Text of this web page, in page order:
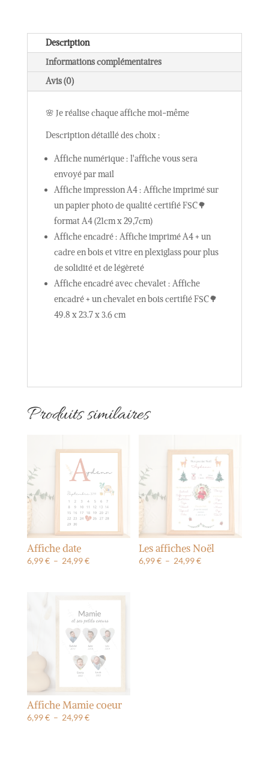
Description
Informations complémentaires
Avis (0)
🌸 Je réalise chaque affiche moi-même
Description détaillé des choix :
Affiche numérique : l'affiche vous sera
envoyé par mail
Affiche impression A4 : Affiche imprimé sur
un papier photo de qualité certifié FSC🌳
format A4 (21cm x 29,7cm)
Affiche encadré : Affiche imprimé A4 + un
cadre en bois et vitre en plexiglass pour plus
de solidité et de légèreté
Affiche encadré avec chevalet : Affiche
encadré + un chevalet en bois certifié FSC🌳
49.8 x 23.7 x 3.6 cm
Produits similaires
Affiche date
6,99€ – 24,99€Plage
6,99 €
à
24,99 €
Les affiches Noël
6,99€ – 24,99€Plage
Affiche Mamie coeur
6,99€ – 24,99€Plage